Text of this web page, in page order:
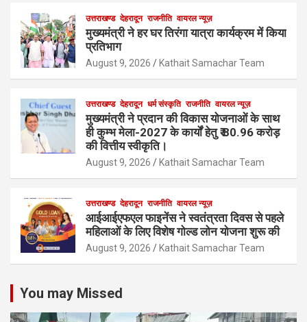
उत्तराखण्ड देहरादून राजनीति वायरल न्यूज़
मुख्यमंत्री ने हर घर तिरंगा यात्रा कार्यक्रम में किया
प्रतिभाग
August 9, 2026 Kathait Samachar Team
उत्तराखण्ड देहरादून धर्म संस्कृति राजनीति वायरल न्यूज़
मुख्यमंत्री ने प्रदान की विकास योजनाओं के साथ
ही कुम्भ मेला-2027 के कार्यों हेतु ₹ 80.96 करोड़
की वित्तीय स्वीकृति।
August 9, 2026 Kathait Samachar Team
उत्तराखण्ड देहरादून राजनीति वायरल न्यूज़
आईआईएफएल फाइनेंस ने स्वतंत्रता दिवस से पहले
महिलाओं के लिए विशेष गोल्ड लोन योजना शुरू की
August 9, 2026 Kathait Samachar Team
You may Missed